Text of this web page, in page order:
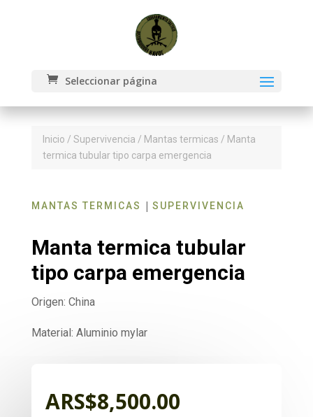
Seleccionar página
Inicio / Supervivencia / Mantas termicas / Manta
termica tubular tipo carpa emergencia
MANTAS TERMICAS | SUPERVIVENCIA
Manta termica tubular
tipo carpa emergencia
Origen: China
Material: Aluminio mylar
ARS$8,500.00